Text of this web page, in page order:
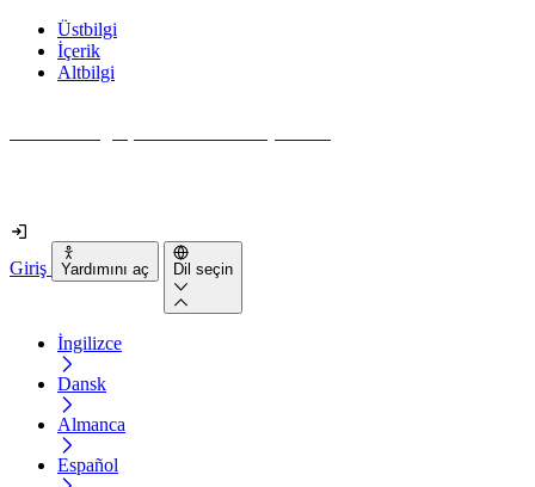
Üstbilgi
İçerik
Altbilgi
Giriş Yardımını aç Dil seçin
İngilizce
Dansk
Almanca
Español